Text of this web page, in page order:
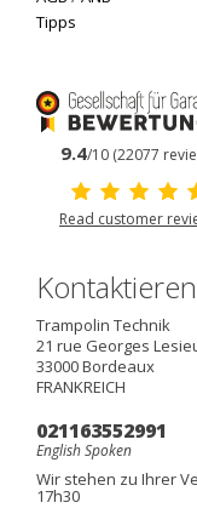
Tipps
9.4/10 (22077
Read customer
Trampolin Technik
21 rue Georges
33000Bordeaux
FRANKREICH
021163552991
English Spoken
Wir stehen zu Ihrer
17h30